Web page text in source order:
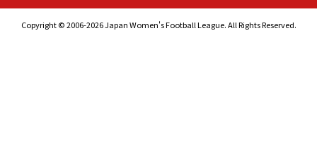
Copyright © 2006-2026 Japan Women's Football League. All Rights Reserved.